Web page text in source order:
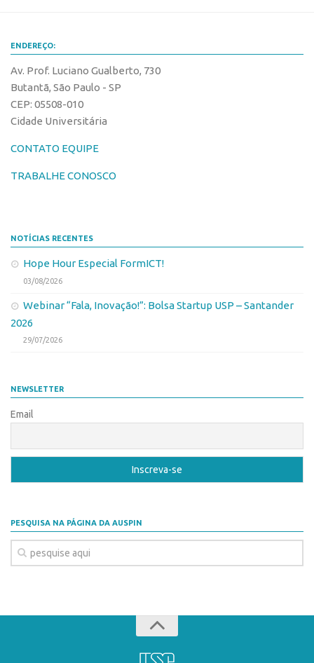
Banco de Patentes
Patentes em Destaque
Showroom de Tecnologias
Empreendedorismo
Bolsa Startup USP
Prêmio USP de Empreendedorismo
Entidades
Pesquisa
PRPI/USP
Bússola da Inovação
SGE
SciBiz
ENDEREÇO:
Av. Prof. Luciano Gualberto, 730
Butantã, São Paulo - SP
CEP: 05508-010
Cidade Universitária
CONTATO EQUIPE
TRABALHE CONOSCO
NOTÍCIAS RECENTES
Hope Hour Especial FormICT!
03/08/2026
Webinar “Fala, Inovação!”: Bolsa Startup USP – Santander
2026
29/07/2026
NEWSLETTER
Email
PESQUISA NA PÁGINA DA AUSPIN